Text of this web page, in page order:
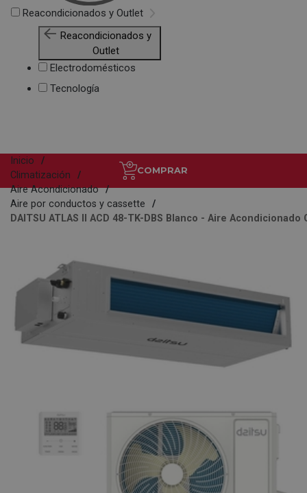
Reacondicionados y Outlet
Reacondicionados y
Outlet
Electrodomésticos
Tecnología
COMPRAR
Inicio
Climatización
Aire Acondicionado
Aire por conductos y cassette
DAITSU ATLAS II ACD 48-TK-DBS Blanco - Aire